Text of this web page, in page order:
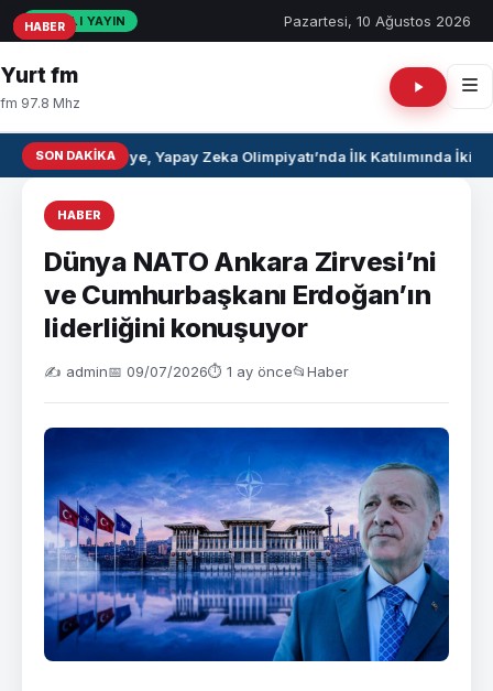
CANLI YAYIN Pazartesi, 10 Ağustos 2026
Yurt fm
fm 97.8 Mhz
SON DAKIKASuriye, Yapay Zeka Olimpiyatı’nda İlk Katılımında İki
HABER
Dünya NATO Ankara Zirvesi’ni
ve Cumhurbaşkanı Erdoğan’ın
liderliğini konuşuyor
✍️ admin📅 09/07/2026⏱ 1 ay önce📂Haber
HABER
HABER
HABER